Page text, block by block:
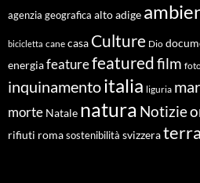
agenzia geografica alto adige
bicicletta cane casa Culture Dio
energiafeaturefeaturedfilm
inquinamentoitalia liguria
morte Natale natura Notizie
rifiuti roma sostenibilità svizzeraterra